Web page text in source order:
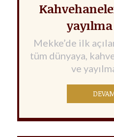
Mekke’de ilk
tüm dünyaya,
ve